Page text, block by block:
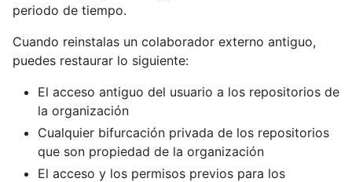
periodo de tiempo.
Cuando reinstalas un colaborador externo antiguo,
puedes restaurar lo siguiente:
El acceso antiguo del usuario a los repositorios de
la organización
Cualquier bifurcación privada de los repositorios
que son propiedad de la organización
El acceso y los permisos previos para los